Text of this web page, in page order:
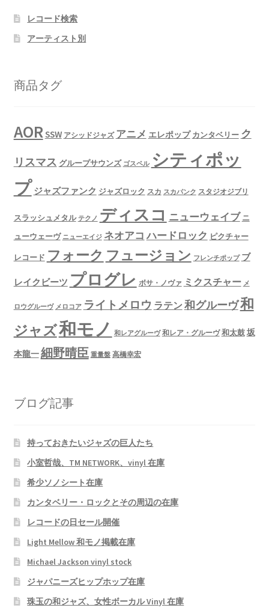
レコード検索
アーティスト別
商品タグ
AORSSW アシッドジャズ アニメ エレポップ カンタベリー ク
リスマス グループサウンズ ゴスペル シティポッ
プ ジャズファンク ジャズロック スカ スカパンク スタジオジブリ
スラッシュメタル テクノ ディスコ ニューウェイブ ニ
ューウェーヴ ニューエイジ ネオアコ ハードロック ピクチャー
レコード フォーク フュージョン フレンチポップ ブ
レイクビーツ プログレ ボサ・ノヴァ ミクスチャー メ
ロウグルーヴ メロコア ライトメロウ ラテン 和グルーヴ和
ジャズ和モノ 和レアグルーヴ 和レア・グルーヴ 和太鼓坂
本龍一細野晴臣 重量盤 高橋幸宏
ブログ記事
持っておきたいジャズの巨人たち
小室哲哉、TM NETWORK、vinyl 在庫
希少ソノシート在庫
カンタベリー・ロックとその周辺の在庫
レコードの日セール開催
Light Mellow 和モノ掲載在庫
Michael Jackson vinyl stock
ジャパニーズヒップホップ在庫
珠玉の和ジャズ、女性ボーカル Vinyl 在庫